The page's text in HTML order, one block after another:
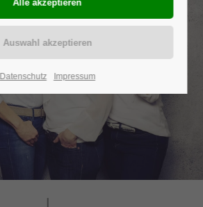
Datenschutz Impressum